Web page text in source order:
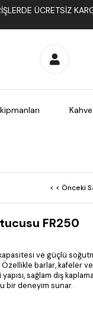
ÜCRETSIZ
< < Önceki
FR250
ve güçlü
barlar, kafeler ve
sağlam dış
bir deneyim sunar.